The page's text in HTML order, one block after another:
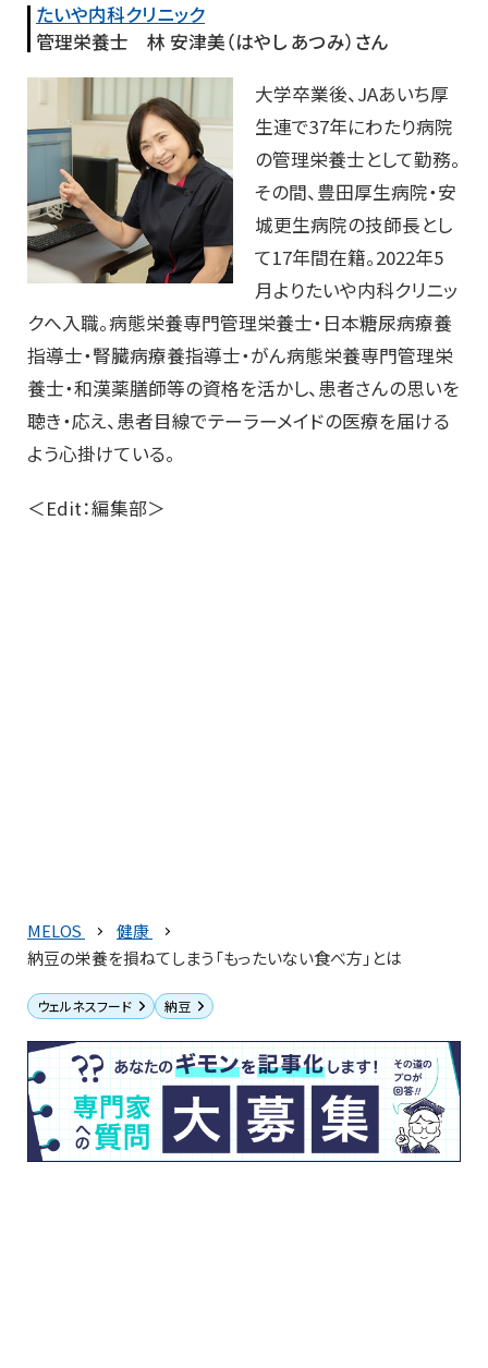
たいや内科クリニック
管理栄養士 林 安津美（はやし あつみ）さん
大学卒業後、JAあいち厚
生連で37年にわたり病院
の管理栄養士として勤務。
その間、豊田厚生病院・安
城更生病院の技師長とし
て17年間在籍。2022年5
月よりたいや内科クリニッ
クへ入職。病態栄養専門管理栄養士・日本糖尿病療養
指導士・腎臓病療養指導士・がん病態栄養専門管理栄
養士・和漢薬膳師等の資格を活かし、患者さんの思いを
聴き・応え、患者目線でテーラーメイドの医療を届ける
よう心掛けている。
＜Edit：編集部＞
MELOS
健康
納豆の栄養を損ねてしまう「もったいない食べ方」とは
ウェルネスフード 納豆